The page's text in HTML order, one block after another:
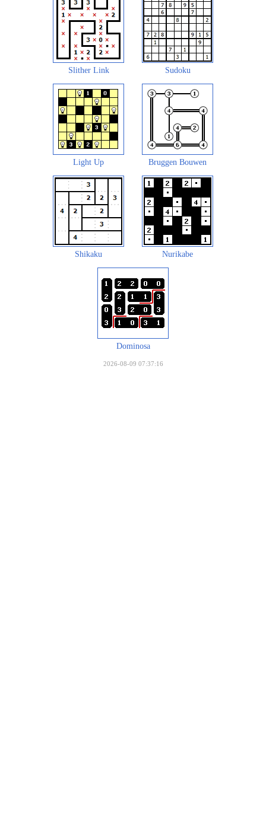
Slither Link Sudoku
Light Up Bruggen Bouwen
Shikaku Nurikabe
Dominosa
2026-08-09 07:37:16